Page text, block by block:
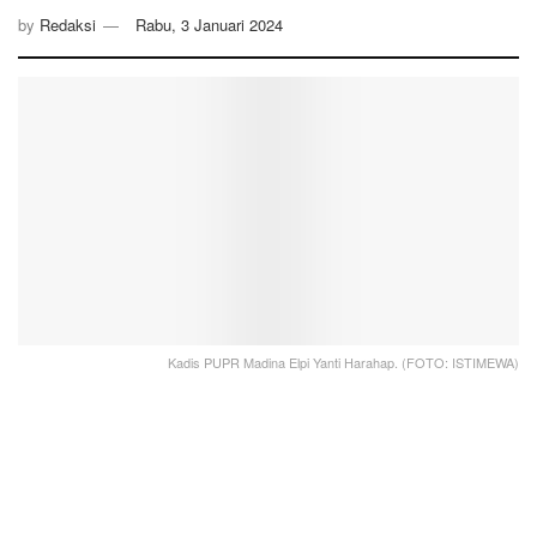
by Redaksi Rabu, 3 Januari 2024
Kadis PUPR Madina Elpi Yanti Harahap. (FOTO: ISTIMEWA)